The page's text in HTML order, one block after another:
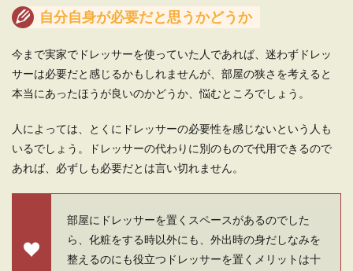
一人暮らしでもカーペットは必要！そ
の理由と賢い選び方
一人暮らしを始める人にとって、狭いワンルーム
にカーペットは必要なのかどうか悩む人は多いで
ためのレイアウトのルール
家具を置こうか、どんなお部屋のイメージにしよ
うとかと楽し...
自分自身が必要だと思うかどうか
今まで実家でドレッサーを使っていた人であれば、迷わずドレッ
サーは必要だと感じるかもしれませんが、部屋の狭さを考えると
本当にあったほうが良いのかどうか、悩むところでしょう。
人によっては、とくにドレッサーの必要性を感じないという人も
いるでしょう。ドレッサーの代わりに別のもので代用できるので
あれば、必ずしも必要だとは言い切れません。
部屋にドレッサーを置くスペースがあるのでした
ら、化粧をする時以外にも、外出時の身だしなみを
整えるのにも役立つドレッサーを置くメリットは十